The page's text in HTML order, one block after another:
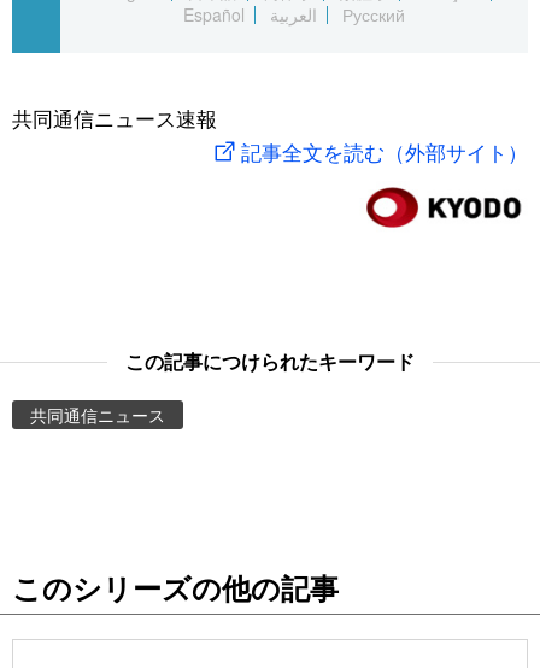
社会
旅と暮らし
東京
科学・技術
暮らし
Español
العربية Русский
共同通信ニュース速報
記事全文を読む（外部サイト）
この記事につけられたキーワード
共同通信ニュース
このシリーズの他の記事